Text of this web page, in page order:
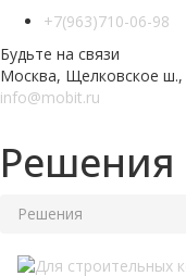
+7(963)710-06-98
Будьте на связи
Москва, Щелковское ш.,
info@mobit.ru
Решения
Решения